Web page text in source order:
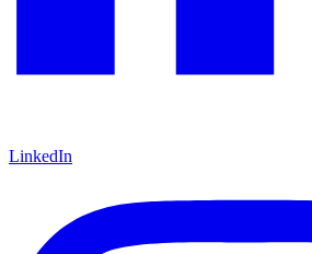
LinkedIn